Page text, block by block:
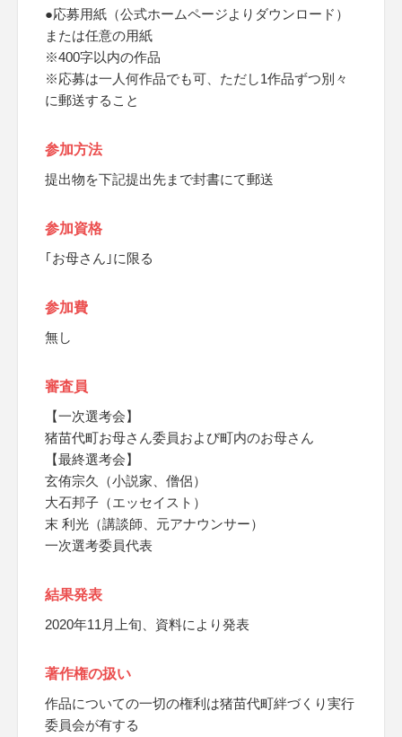
●応募用紙（公式ホームページよりダウンロード）
または任意の用紙
※400字以内の作品
※応募は一人何作品でも可、ただし1作品ずつ別々
に郵送すること
参加方法
提出物を下記提出先まで封書にて郵送
参加資格
｢お母さん｣に限る
参加費
無し
審査員
【一次選考会】
猪苗代町お母さん委員および町内のお母さん
【最終選考会】
玄侑宗久（小説家、僧侶）
大石邦子（エッセイスト）
末 利光（講談師、元アナウンサー）
一次選考委員代表
結果発表
2020年11月上旬、資料により発表
著作権の扱い
作品についての一切の権利は猪苗代町絆づくり実行
委員会が有する